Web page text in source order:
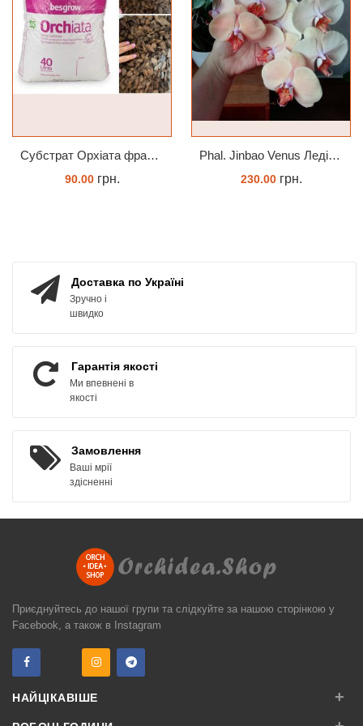
Субстрат Орхіата фракція 9-12мм
90.00грн.
Phal. Jinbao Venus Леді Мармелад 1.7 (торфстакан)
230.00грн.
Доставка по Україні
Зручно і
швидко
Гарантія якості
Ми впевнені в
якості
Замовлення
Ваші мрії
здісненні
Приєднуйтесь до нашої групи та слідкуйте за нашою сторінкою у
Facebook, а також в Instagram
НАЙЦІКАВІШЕ +